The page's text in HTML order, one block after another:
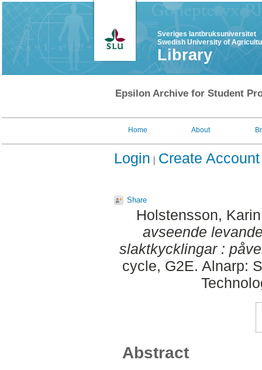
Sveriges lantbruksuniversitet
Swedish University of
Library
Epsilon Archive for Student
Home About
Login Create Account
Share
Holstensson, Karin
avseende
slaktkycklingar :
cycle, G2E. Alnarp:
Abstract